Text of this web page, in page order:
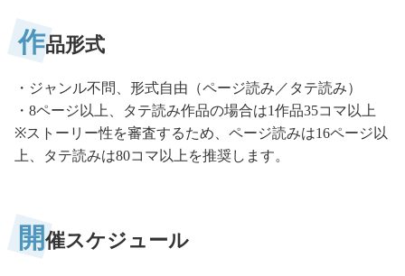
作品形式
・ジャンル不問、形式自由（ページ読み／タテ読み）
・8ページ以上、タテ読み作品の場合は1作品35コマ以上
※ストーリー性を審査するため、ページ読みは16ページ以
上、タテ読みは80コマ以上を推奨します。
開催スケジュール